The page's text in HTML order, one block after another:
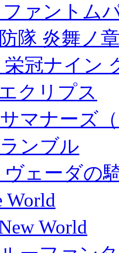
ァントム
隊 炎舞ノ
冠ナイン
クリプス
マナーズ
ンブル
ェーダの
World
World